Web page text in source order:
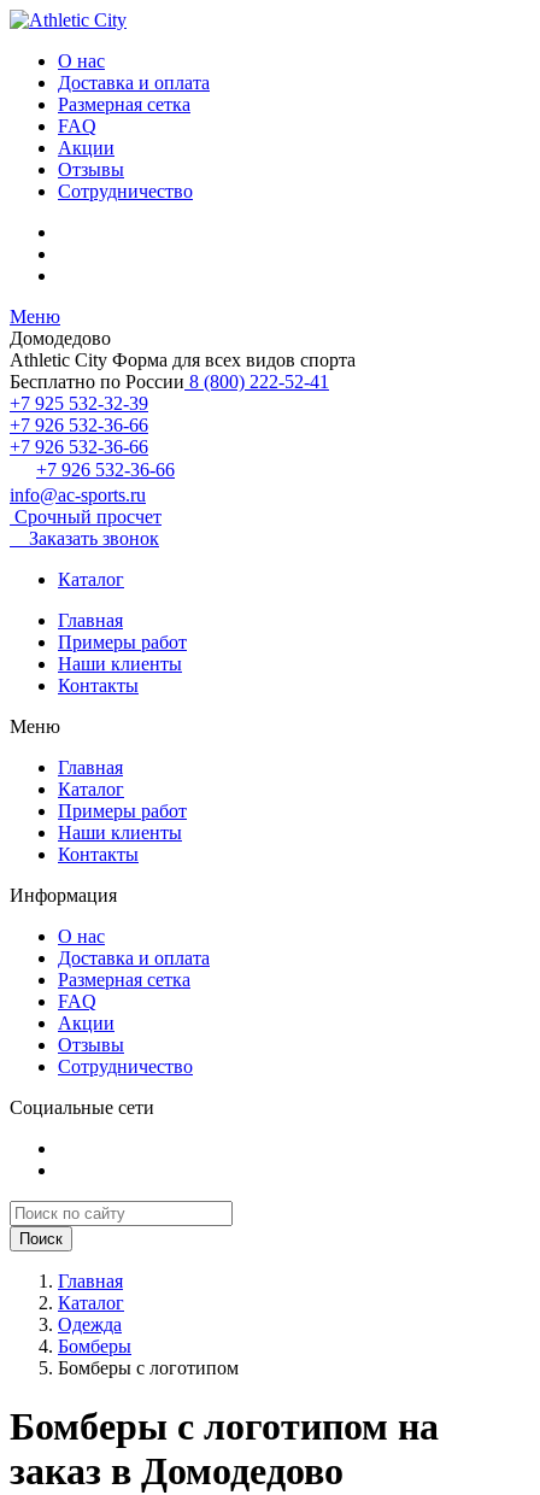
О нас
Доставка и оплата
Размерная сетка
FAQ
Акции
Отзывы
Сотрудничество
Меню
Домодедово
Athletic City Форма для всех видов спорта
Бесплатно по России 8 (800) 222-52-41
+7 925 532-32-39
+7 926 532-36-66
+7 926 532-36-66
+7 926 532-36-66
info@ac-sports.ru
Срочный просчет
Заказать звонок
Каталог
Главная
Примеры работ
Наши клиенты
Контакты
Меню
Главная
Каталог
Примеры работ
Наши клиенты
Контакты
Информация
О нас
Доставка и оплата
Размерная сетка
FAQ
Акции
Отзывы
Сотрудничество
Социальные сети
Поиск
Главная
Каталог
Одежда
Бомберы
Бомберы с логотипом
Бомберы с логотипом на
заказ в Домодедово